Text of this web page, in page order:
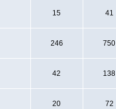
15 41
246 750
42 138
20 72